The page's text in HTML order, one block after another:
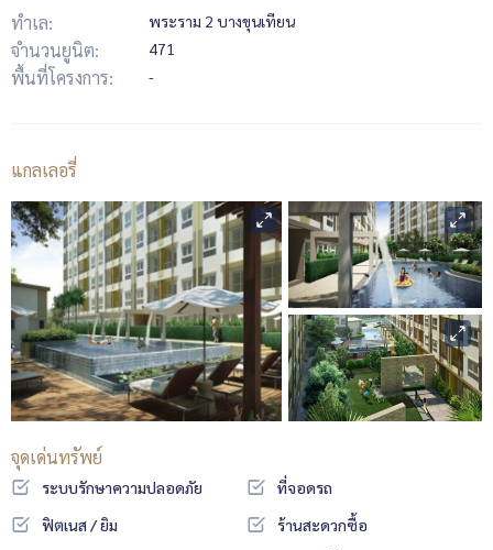
ทำเล:
พระราม 2 บางขุนเทียน
จำนวนยูนิต: 471
พื้นที่โครงการ: -
แกลเลอรี่
จุดเด่นทรัพย์
ระบบรักษาความปลอดภัย
ที่จอดรถ
ฟิตเนส / ยิม
ร้านสะดวกซื้อ